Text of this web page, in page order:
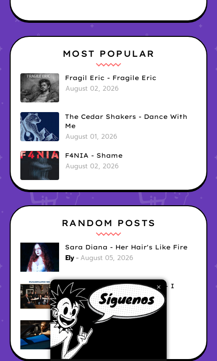
×
MOST POPULAR
Fragil Eric - Fragile Eric
August 02, 2026
The Cedar Shakers - Dance With
Me
August 01, 2026
F4NIA - Shame
August 02, 2026
RANDOM POSTS
Sara Diana - Her Hair's Like Fire
Ely August 05, 2026
Good Vibes Rollercoaster - I
Don't Care
Ely August 05, 2026
Hyperwulf - FaceTime
Ely August 04, 2026